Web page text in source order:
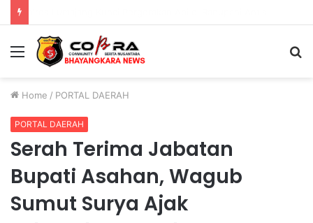
Menu
Home / PORTAL DAERAH
PORTAL DAERAH
Serah Terima Jabatan
Bupati Asahan, Wagub
Sumut Surya Ajak